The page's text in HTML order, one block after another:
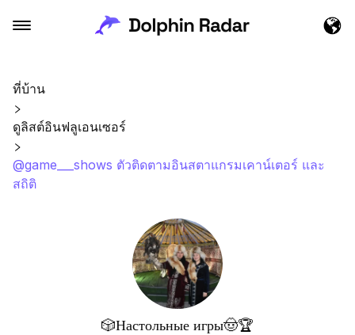
ที่บ้าน
ดูลิสต์อินฟลูเอนเซอร์
@game___shows ตัวติดตามอินสตาแกรมเคาน์เตอร์ และ
สถิติ
🎲Настольные игры🤠🏆